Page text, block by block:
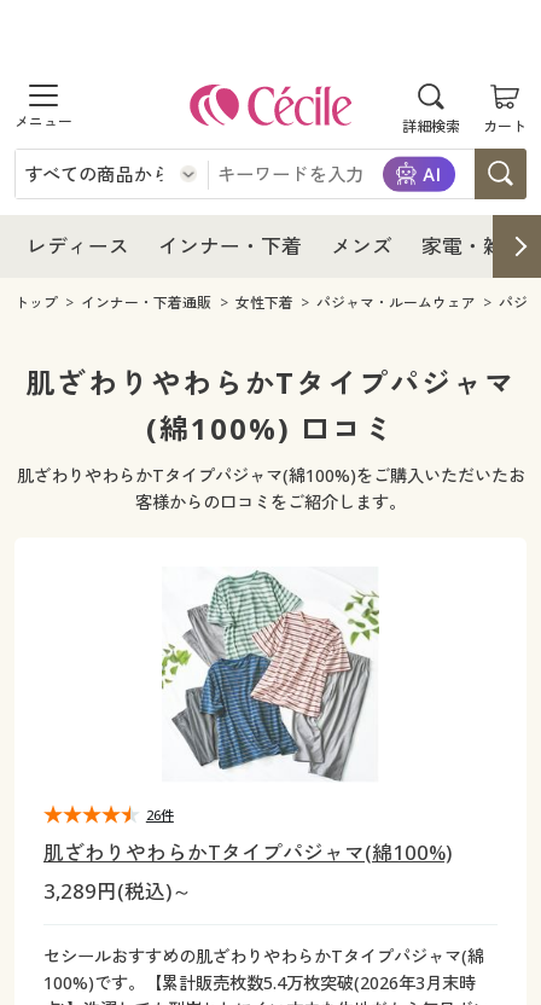
詳細検索 カート
商品を探す
レディース
レディースファッション
女性下着
インナー・下着
インナー・下着通販すべて
女性下着
ジュニア・ティーンズ下着
メンズ
メンズ通販すべて
メンズファッション
家電・雑貨
家電・雑貨すべて
寝具・インテリア・家具
寝具・インテリア・家具通販すべて
カーテン・ラグ・ファブリック
美容・健康・サプリメント
制服・スクールすべて
ジュニア・ティーンズ下着
大きいサイズ通販すべて
大きいサイズ レディース服
大きいサイズ レディース下着
大きいサイズ メンズ
大きいサイズ 事務・制服
シークレットセール
商品カテゴリ一覧
カタログ
カタログ・チラシからのご注文
レディース インナー・下着 メンズ 家電・雑貨
レディース
レディース通販すべて
レディースファッション
インナー・下着
インナー・下着通販すべて
ジュニア・ティーンズ下着
メンズ
キッチン・雑貨・日用品
寝具・インテリア・家具通販すべて
家具・収納
カーテン・ラグ・ファブリック
美容・健康通販すべて
制服・スクール
ジュニア・ティーンズ下着
大きいサイズ通販すべて
大きいサイズ レディース服
大きいサイズ レディース下着
大きいサイズ メンズ
大きいサイズ 事務・制服
カタログ
トップ インナー・下着通販 女性下着 パジャマ・ルームウェア パジ
肌ざわりやわらかTタイプパジャマ
(綿100%) 口コミ
肌ざわりやわらかTタイプパジャマ(綿100%)をご購入いただいたお
客様からの口コミをご紹介します。
肌ざわりやわらかTタイプパジャマ(綿100%)
3,289円(税込)～
セシールおすすめの肌ざわりやわらかTタイプパジャマ(綿
100%)です。【累計販売枚数5.4万枚突破(2026年3月末時
26件